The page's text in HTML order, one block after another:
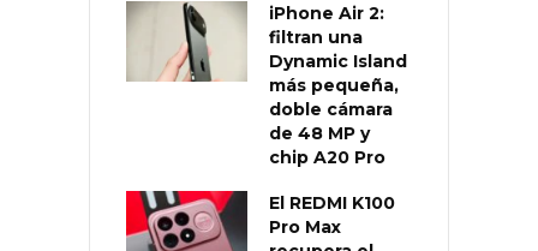
iPhone Air 2:
filtran una
Dynamic Island
más pequeña,
doble cámara
de 48 MP y
chip A20 Pro
El REDMI K100
Pro Max